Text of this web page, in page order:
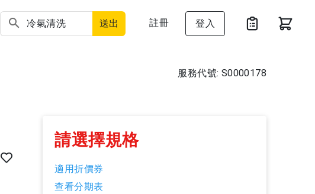
送出 註冊 登入
服務代號: S0000178
請選擇規格
適用折價券
查看分期表